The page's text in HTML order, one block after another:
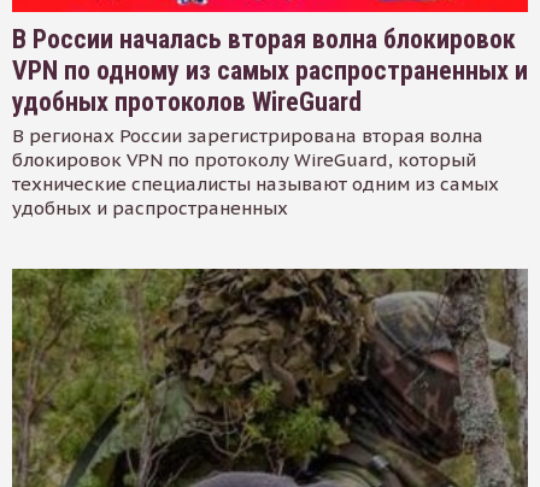
В России началась вторая волна блокировок
VPN по одному из самых распространенных и
удобных протоколов WireGuard
В регионах России зарегистрирована вторая волна
блокировок VPN по протоколу WireGuard, который
технические специалисты называют одним из самых
удобных и распространенных